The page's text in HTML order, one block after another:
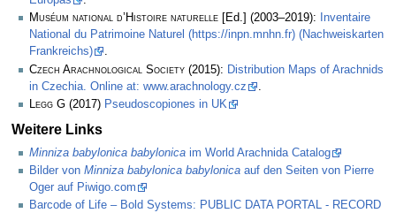
Muséum national d’Histoire naturelle [Ed.] (2003–2019):
Inventaire
National du Patrimoine Naturel (https://inpn.mnhn.fr) (Nachweiskarten
Frankreichs)
.
Czech Arachnological Society (2015): Distribution Maps of Arachnids
in Czechia. Online at: www.arachnology.cz
Legg G (2017) Pseudoscopiones in UK
Weitere Links
Minniza babylonica babylonica im World Arachnida Catalog
Bilder von Minniza babylonica babylonica auf den Seiten von Pierre
Oger auf Piwigo.com
Barcode of Life – Bold Systems: PUBLIC DATA PORTAL - RECORD